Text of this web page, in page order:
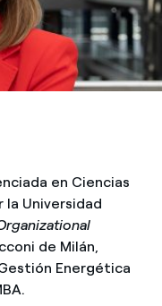
de
de propietarios?
en Ciencias
la Universidad
de Milán,
Energética